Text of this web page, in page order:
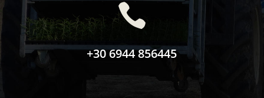

+30 6944 856445